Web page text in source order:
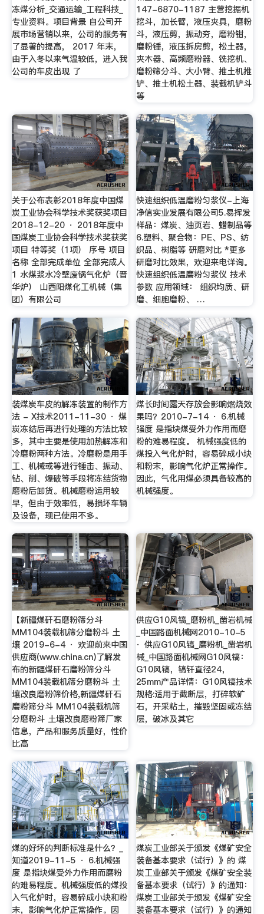
冻煤分析_交通运输_工程科技_
专业资料。项目背景 自公司开
展市场营销以来，公司的服务有
了显著的提高， 2017 年末，
由于入冬以来气温较低，进入我
公司的车皮出现 了
147-6870-1187 主营挖掘机
挖斗，加长臂，液压夹具，磨粉
斗，液压剪，振动夯，磨粉钳，
磨粉锤，液压拆房剪，松土器，
夹木器、高频磨粉器、铣挖机、
磨粉筛分斗、大小臂、推土机推
铲、推土机松土器、装载机铲斗
等
关于公布表彰2018年度中国煤
炭工业协会科学技术奖获奖项目
2018-12-20 · 2018年度中
国煤炭工业协会科学技术奖获奖
项目 特等奖（1项） 序号 项目
名称 全部完成单位 全部完成人
1 水煤浆水冷壁废锅气化炉（晋
华炉） 山西阳煤化工机械（集
团）有限公司
快速组织低温磨粉匀浆仪-上海
净信实业发展有限公司5.易挥发
样品：煤炭、油页岩、蜡制品等
6.塑料、聚合物：PE、PS、纺
织品、树脂等 研磨对比 *更多
研磨对比效果，欢迎来电详询。
快速组织低温磨粉匀浆仪 技术
参数 应用领域： 组织均质、研
磨、细胞磨粉、 …
装煤炭车皮的解冻装置的制作方
法 - X技术2011-11-30 · 煤
炭冻结后再进行处理的方法比较
多，其中主要是使用加热解冻和
冷磨粉两种方法。冷磨粉是用手
工、机械或等进行锤击、振动、
钻、削、爆破等手段将冻结货物
磨粉后卸货。机械磨粉运用较
早，但由于效率低，易损坏车辆
及设备，现已使用不多。
煤长时间露天存放会影响燃烧效
果吗？2010-7-14 · 6.机械
强度 是指块煤受外力作用而磨
粉的难易程度。 机械强度低的
煤投入气化炉时，容易碎成小块
和粉末，影响气化炉正常操作。
因此，气化用煤必须具备较高的
机械强度。
【新疆煤矸石磨粉筛分斗
MM104装载机筛分磨粉斗 土
壤 2019-6-4 · 欢迎前来中国
供应商(www.china.cn)了解发
布的新疆煤矸石磨粉筛分斗
MM104装载机筛分磨粉斗 土
壤改良磨粉筛价格,新疆煤矸石
磨粉筛分斗 MM104装载机筛
分磨粉斗 土壤改良磨粉筛厂家
信息，产品和服务质量好，性价
比高
供应G10风镐_磨粉机_凿岩机械
_中国路面机械网2010-10-5
· 供应G10风镐_磨粉机_凿岩机
械_中国路面机械网G10风镐：
G10风镐，镐钎直径24，
25mm产品详情：G10风镐技术
规格:适用于截断层，打碎软矿
石，开采粘土，摧毁坚固或冻结
层，破冰及其它
煤的好坏的判断标准是什么？_
知道2019-11-5 · 6.机械强
度 是指块煤受外力作用而磨粉
的难易程度。机械强度低的煤投
入气化炉时，容易碎成小块和粉
末，影响气化炉正常操作。因
煤炭工业部关于颁发《煤矿安全
装备基本要求（试行）》的 煤
炭工业部关于颁发《煤矿安全装
备基本要求（试行）》的通知：
煤炭工业部关于颁发《煤矿安全
装备基本要求（试行）》的通知